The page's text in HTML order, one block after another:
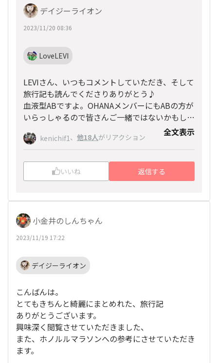
デイジーライオン
2023/11/20 08:36
LoveLEVI
LEVIさん、いつもコメントしていただき、そして
旅行記も読んでくださりありがとう♪
血液型ABですよ。OHANAメンバーにもABの方が
いらっしゃるので皆さんご一緒ではないかもしれ
ませんが、私は数的な考え方が好きで（大学は理
系卒）つい数や表が細かくなってしまいます。
だから旅行記でも、いつから準備を開始したと
か、JAL特典航空券に何マイル使用したとか、ホ
テル代が何ドルだったとか。普段でもマラソン完
しているのです（笑）
夫はA型ですがそんなことには無頓着、父はB型
ですが表管理されたファイルが多数あったので血
液型よりも父似？かもしれませんね♪
普段何か準備する際はいつもリストを作っていま
す。
ホノルルがどんどん近づいてきてそろそろ荷造り
時期ですね！
ものもあるので、現地では買えないと思われるも
のや、絶対に忘れてはいけないものだけは既にス
ーツケースに入れておくと安心ですよね♪
私はリスト化して既に９割近く荷造りを終えてい
真冬のNYに行くので服のチョイスが大変でし
た。ただでさえマラソングッズで場所も取るし重
たいのに真夏から真冬の服まで持参したらとんで
もない量だし長期旅行で移動も広範囲･･･
それで軽量化のため重ね着作戦にしました！もち
ろん完走Tシャツも重ね着アイテムの１つ♪
だから絶対完走しないと！あ～、足が痛くなりま
せんように(^^)
kenichif1、 他18人がリアクション 全文表示
いいね 返信する
小金井のしんちゃん
2023/11/19 17:22
デイジーライオン
こんばんは。
とてもきちんと綺麗にまとめれた、旅行記
ありがとうございます。
興味深く閲覧させていただきました、
また、ホノルルマラソンへの参考にさせていただき
ます。